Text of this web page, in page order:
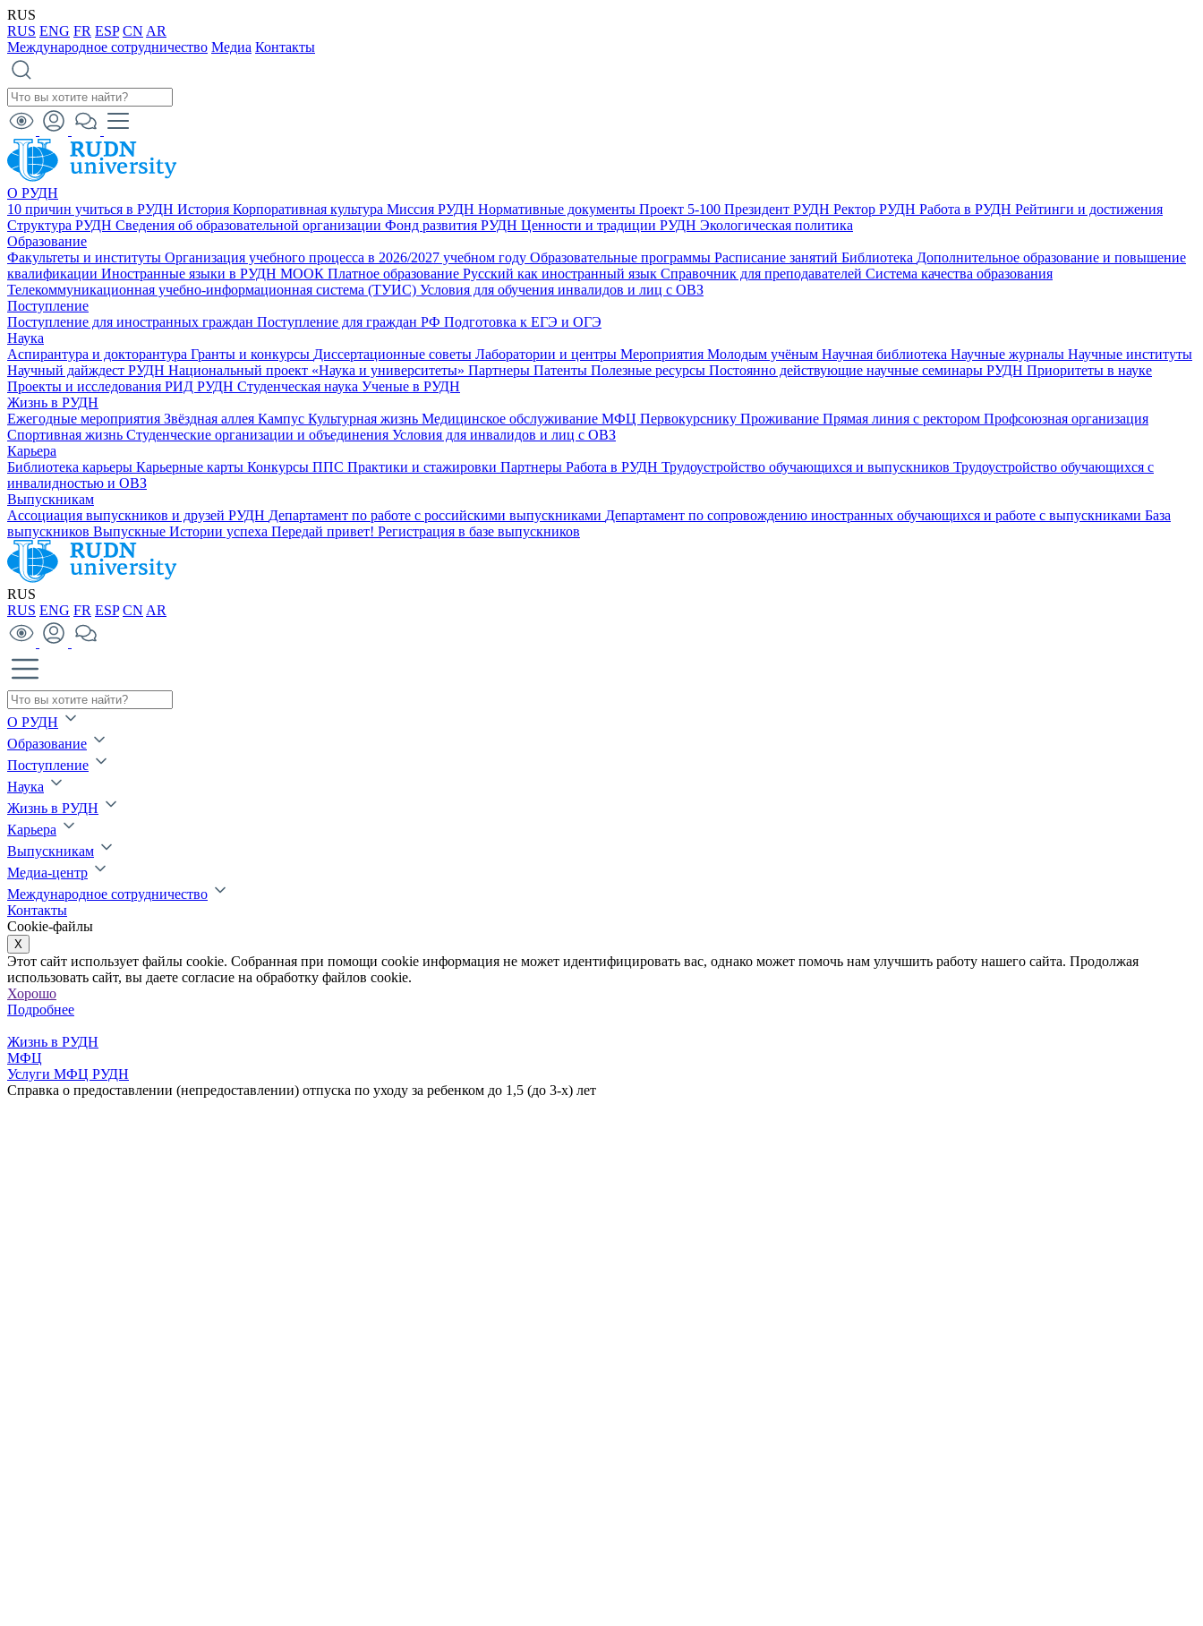
RUS
RUS ENG FR ESP CN AR
Международное сотрудничество Медиа Контакты
О РУДН
10 причин учиться в РУДН История Корпоративная культура Миссия РУДН Нормативные документы Проект 5-100 Президент РУДН Ректор РУДН Работа в РУДН Рейтинги и достижения
Структура РУДН Сведения об образовательной организации Фонд развития РУДН Ценности и традиции РУДН Экологическая политика
Образование
Факультеты и институты Организация учебного процесса в 2026/2027 учебном году Образовательные программы Расписание занятий Библиотека Дополнительное образование и повышение
квалификации Иностранные языки в РУДН МООК Платное образование Русский как иностранный язык Справочник для преподавателей Система качества образования
Телекоммуникационная учебно-информационная система (ТУИС) Условия для обучения инвалидов и лиц с ОВЗ
Поступление
Поступление для иностранных граждан Поступление для граждан РФ Подготовка к ЕГЭ и ОГЭ
Наука
Аспирантура и докторантура Гранты и конкурсы Диссертационные советы Лаборатории и центры Мероприятия Молодым учёным Научная библиотека Научные журналы Научные институты
Научный дайждест РУДН Национальный проект «Наука и университеты» Партнеры Патенты Полезные ресурсы Постоянно действующие научные семинары РУДН Приоритеты в науке
Проекты и исследования РИД РУДН Студенческая наука Ученые в РУДН
Жизнь в РУДН
Ежегодные мероприятия Звёздная аллея Кампус Культурная жизнь Медицинское обслуживание МФЦ Первокурснику Проживание Прямая линия с ректором Профсоюзная организация
Спортивная жизнь Студенческие организации и объединения Условия для инвалидов и лиц с ОВЗ
Карьера
Библиотека карьеры Карьерные карты Конкурсы ППС Практики и стажировки Партнеры Работа в РУДН Трудоустройство обучающихся и выпускников Трудоустройство обучающихся с
инвалидностью и ОВЗ
Выпускникам
Ассоциация выпускников и друзей РУДН Департамент по работе с российскими выпускниками Департамент по сопровождению иностранных обучающихся и работе с выпускниками База
выпускников Выпускные Истории успеха Передай привет! Регистрация в базе выпускников
RUS
RUS ENG FR ESP CN AR
О РУДН
Образование
Поступление
Наука
Жизнь в РУДН
Карьера
Выпускникам
Медиа-центр
Международное сотрудничество
Контакты
Cookie-файлы
X
Этот сайт использует файлы cookie. Собранная при помощи cookie информация не может идентифицировать вас, однако может помочь нам улучшить работу нашего сайта. Продолжая
использовать сайт, вы даете согласие на обработку файлов cookie.
Хорошо
Подробнее
Жизнь в РУДН
МФЦ
Услуги МФЦ РУДН
Справка о предоставлении (непредоставлении) отпуска по уходу за ребенком до 1,5 (до 3-х) лет